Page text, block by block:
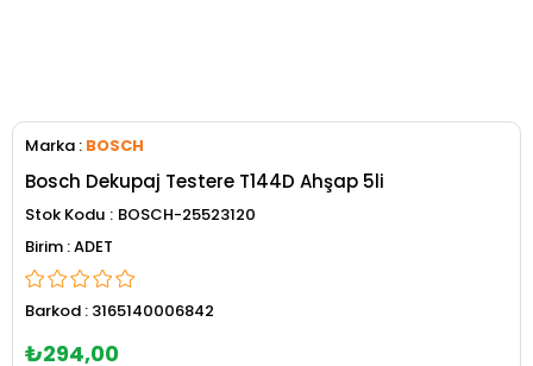
Marka : BOSCH
Bosch Dekupaj Testere T144D Ahşap 5li
Stok Kodu
BOSCH-25523120
ADET
Barkod : 3165140006842
₺294,00